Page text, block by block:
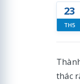
23
TH5
thác